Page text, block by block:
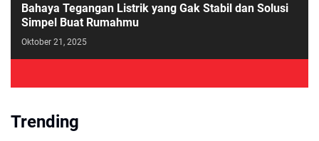
Bahaya Tegangan Listrik yang Gak Stabil dan Solusi
Simpel Buat Rumahmu
Oktober 21, 2025
Trending